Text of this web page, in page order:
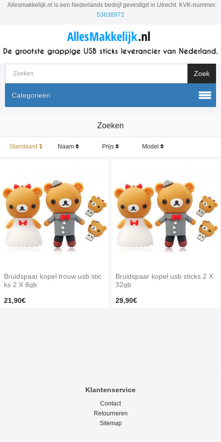
Allesmakkelijk.nl is een Nederlands bedrijf gevestigd in Utrecht. KVK-nummer:
53638972
Categorieën
Zoeken
Standaard Naam Prijs Model
Bruidspaar kopel trouw usb stic
ks 2 X 8gb
21,90€
Bruidspaar kopel usb sticks 2 X
32gb
29,90€
Klantenservice
Contact
Retourneren
Sitemap